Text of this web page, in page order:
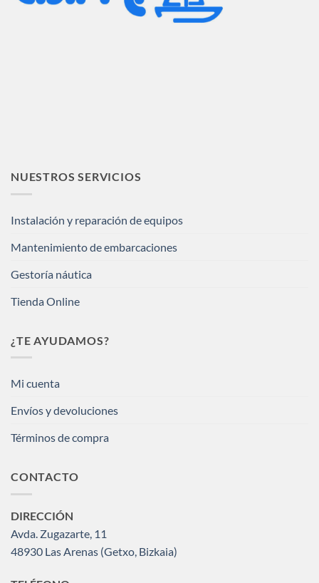
NUESTROS SERVICIOS
Instalación y reparación de equipos
Mantenimiento de embarcaciones
Gestoría náutica
Tienda Online
¿TE AYUDAMOS?
Mi cuenta
Envíos y devoluciones
Términos de compra
CONTACTO
DIRECCIÓN
Avda. Zugazarte, 11
48930 Las Arenas (Getxo, Bizkaia)